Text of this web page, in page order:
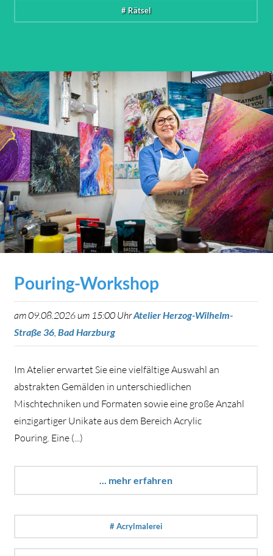
# Rätsel
Pouring-Workshop
am 09.08.2026 um 15:00 UhrAtelier Herzog-Wilhelm-
Straße 36, Bad Harzburg
Im Atelier erwartet Sie eine vielfältige Auswahl an
abstrakten Gemälden in unterschiedlichen
Mischtechniken und Formaten sowie eine große Anzahl
einzigartiger Unikate aus dem Bereich Acrylic
Pouring. Eine (...)
... mehr erfahren
# Acrylmalerei